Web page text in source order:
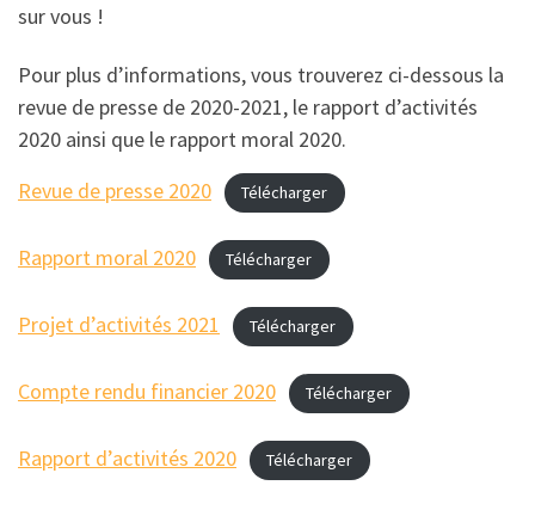
sur vous !
Pour plus d’informations, vous trouverez ci-dessous la
revue de presse de 2020-2021, le rapport d’activités
2020 ainsi que le rapport moral 2020.
Revue de presse 2020
Télécharger
Rapport moral 2020 Télécharger
Projet d’activités 2021 Télécharger
Compte rendu financier 2020 Télécharger
Rapport d’activités 2020 Télécharger